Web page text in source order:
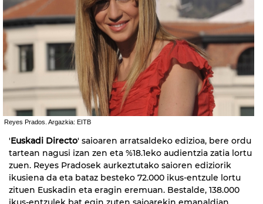
Reyes Prados. Argazkia: EITB
'Euskadi Directo' saioaren arratsaldeko edizioa, bere ordu
tartean nagusi izan zen eta %18.1eko audientzia zatia lortu
zuen. Reyes Pradosek aurkeztutako saioren ediziorik
ikusiena da eta bataz besteko 72.000 ikus-entzule lortu
zituen Euskadin eta eragin eremuan. Bestalde, 138.000